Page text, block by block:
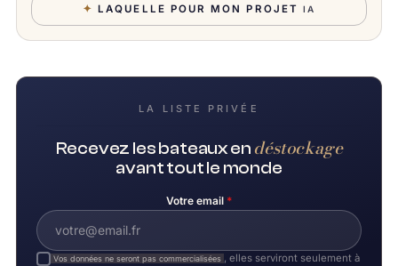
✦ LAQUELLE POUR MON PROJET IA
LA LISTE PRIVÉE
Recevez les bateaux en déstockage
avant tout le monde
Votre email *
Vos données ne seront pas commercialisées , elles serviront seulement à